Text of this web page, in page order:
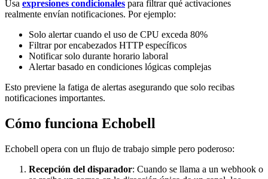
Usa expresiones condicionales para filtrar qué activaciones
realmente envían notificaciones. Por ejemplo:
Solo alertar cuando el uso de CPU exceda 80%
Filtrar por encabezados HTTP específicos
Notificar solo durante horario laboral
Alertar basado en condiciones lógicas complejas
Esto previene la fatiga de alertas asegurando que solo recibas
notificaciones importantes.
Cómo funciona Echobell
Echobell opera con un flujo de trabajo simple pero poderoso:
Recepción del disparador: Cuando se llama a un webhook o